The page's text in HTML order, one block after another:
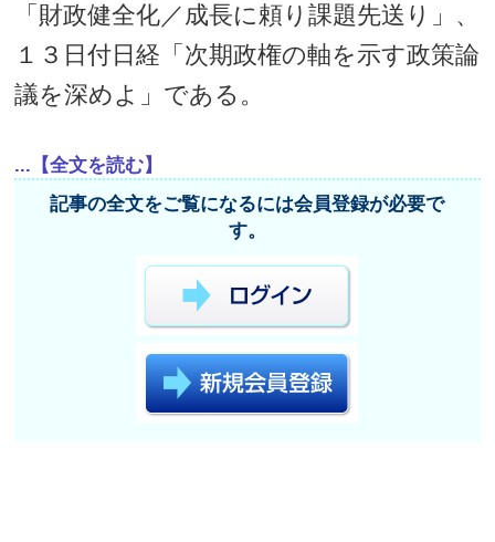
「財政健全化／成長に頼り課題先送り」、
１３日付日経「次期政権の軸を示す政策論
議を深めよ」である。
...【全文を読む】
記事の全文をご覧になるには会員登録が必要で
す。